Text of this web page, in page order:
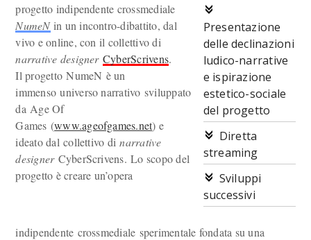
Presentazione
delle declinazioni
ludico-narrative
e ispirazione
estetico-sociale
del progetto
Diretta
streaming
Sviluppi
successivi
progetto indipendente crossmediale
NumeNin un incontro-dibattito, dal
vivo e online, con il collettivo di
narrative designer CyberScrivens.
Il progetto NumeN è un
immenso universo narrativo sviluppato
da Age Of
Games (www.ageofgames.net) e
ideato dal collettivo dinarrative
designerCyberScrivens. Lo scopo del
progetto è creare un’opera
indipendente crossmediale sperimentale fondata su una